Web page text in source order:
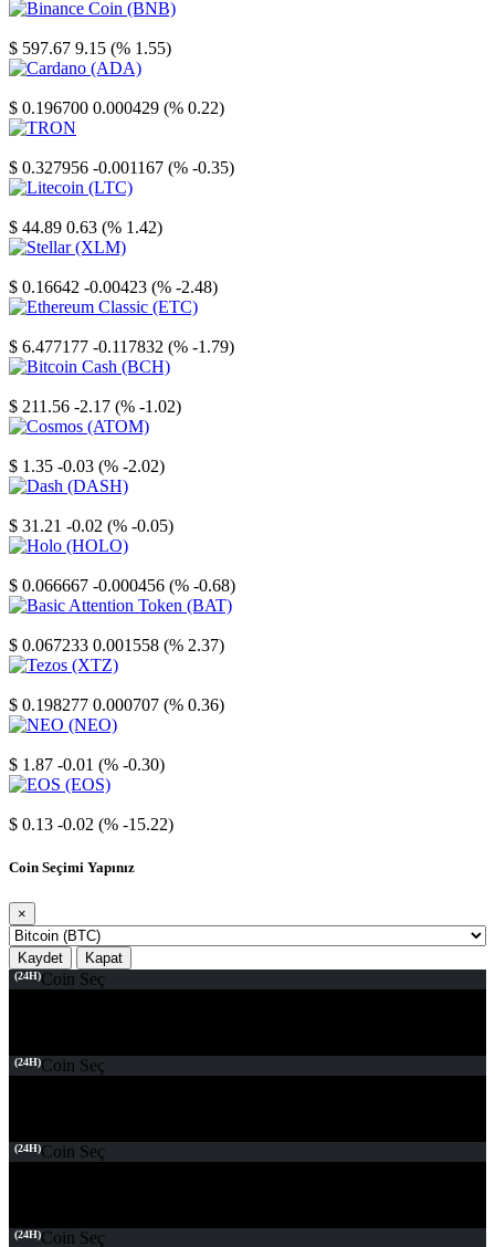
$ 597.67 9.15 (% 1.55)
$ 0.196700 0.000429 (% 0.22)
$ 0.327956 -0.001167 (% -0.35)
$ 44.89 0.63 (% 1.42)
$ 0.16642 -0.00423 (% -2.48)
$ 6.477177 -0.117832 (% -1.79)
$ 211.56 -2.17 (% -1.02)
$ 1.35 -0.03 (% -2.02)
$ 31.21 -0.02 (% -0.05)
$ 0.066667 -0.000456 (% -0.68)
$ 0.067233 0.001558 (% 2.37)
$ 0.198277 0.000707 (% 0.36)
$ 1.87 -0.01 (% -0.30)
$ 0.13 -0.02 (% -15.22)
Coin Seçimi Yapınız
×
Kaydet Kapat
(24H)Coin Seç
(24H)Coin Seç
(24H)Coin Seç
(24H)Coin Seç